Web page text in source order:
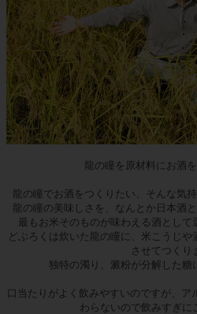
龍の瞳を原材料にお酒を
龍の瞳でお酒をつくりたい、そんな気
龍の瞳の美味しさを、なんとか日本酒
最もお米そのものが味わえる酒として
どぶろくは炊いた龍の瞳に、米こうじ
させてつくり
独特の濁り、澱粉が分解した糖
口当たりがよく飲みやすいのですが、
わらないので飲みすぎに